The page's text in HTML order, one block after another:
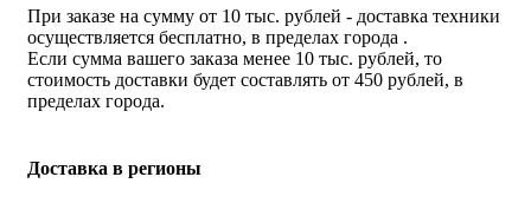
При заказе на сумму от 10 тыс. рублей - доставка техники
осуществляется бесплатно, в пределах города .
Если сумма вашего заказа менее 10 тыс. рублей, то
стоимость доставки будет составлять от 450 рублей, в
пределах города.
Доставка в регионы